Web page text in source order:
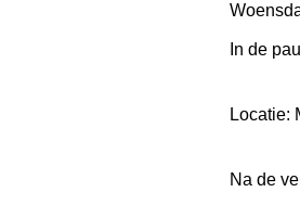
In de
Locatie:
Na de